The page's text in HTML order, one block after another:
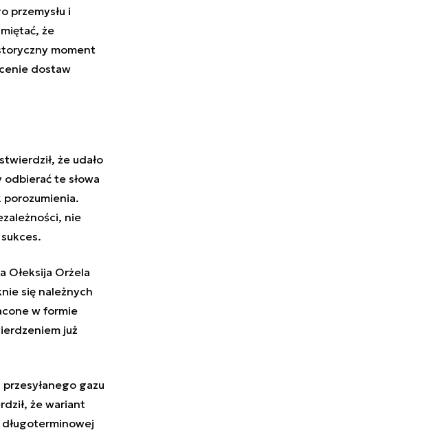
przemysłu i
że
moment
dostaw
że udało
te słowa
nie
Ołeksija Orżela
się należnych
w formie
już
gazu
że wariant